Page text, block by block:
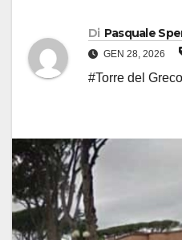
Di Pasquale
GEN 28, 2026
#Torre del Greco